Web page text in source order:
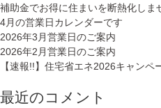
補助金でお得に住まいを断熱化しま
4月の営業日カレンダーです
2026年3月営業日のご案内
2026年2月営業日のご案内
【速報!!】住宅省エネ2026キャンペ
最近のコメント